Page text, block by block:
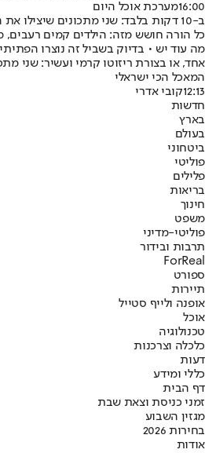
16:00מערכת אוכל היום
ב-10 דקות בלבד: שני מתכונים שיצילו את החופש …
כל הורה חושש מזה: הילדים קמים רעבים,
מה עוד יש • בדיוק בשביל זה נוצרו
אחד, או בצורת ריזוטו קרמי ועשיר: שני
המאכל הכי ישראלי
12:13קובי אדרי
חדשות
בארץ
בעולם
ביטחוני
פוליטי
פלילים
בריאות
חינוך
משפט
פוליטי-מדיני
תרבות ובידור
ForReal
ספורט
תיירות
אופנה ולייף סטייל
אוכל
טכנולוגיה
כלכלה וצרכנות
דעות
כללי ומידע
דף הבית
זמני כניסת וצאת שבת
מגזין השבוע
בחירות 2026
אודות